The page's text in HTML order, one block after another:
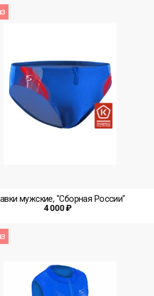
мужские, "Сборная России"
4 000 ₽